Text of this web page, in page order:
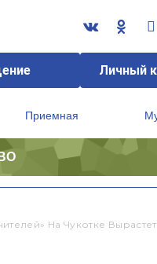
Личный
Приемная
На Чукотке